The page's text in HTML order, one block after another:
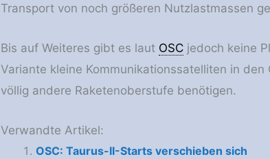
Transport von noch größeren Nutzlastmassen
Bis auf Weiteres gibt es laut OSCjedoch keine
Variante kleine Kommunikationssatelliten in
völlig andere Raketenoberstufe benötigen.
Verwandte Artikel:
OSC: Taurus-II-Starts verschieben sich